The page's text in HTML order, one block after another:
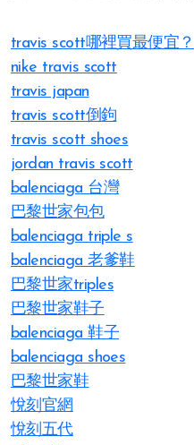
travis scott哪裡買最便宜？
nike travis scott
travis japan
travis scott倒鉤
travis scott shoes
jordan travis scott
balenciaga 台灣
巴黎世家包包
balenciaga triple s
balenciaga 老爹鞋
巴黎世家triples
巴黎世家鞋子
balenciaga 鞋子
balenciaga shoes
巴黎世家鞋
悅刻官網
悅刻五代